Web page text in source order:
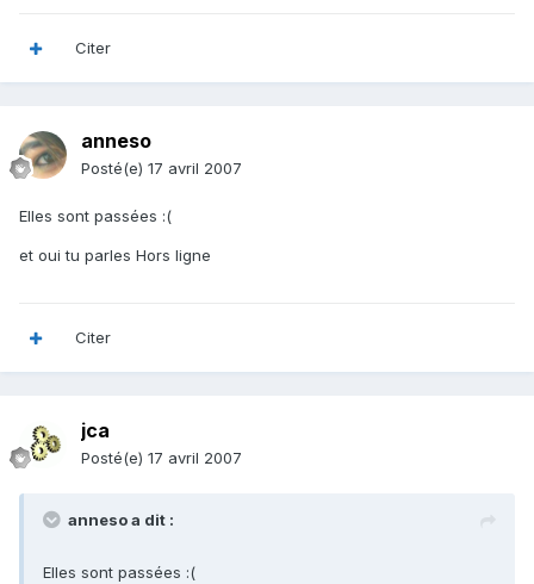
Citer
anneso
Posté(e) 17 avril 2007
Elles sont passées :(
et oui tu parles Hors ligne
Citer
jca
Posté(e) 17 avril 2007
anneso a dit :
Elles sont passées :(